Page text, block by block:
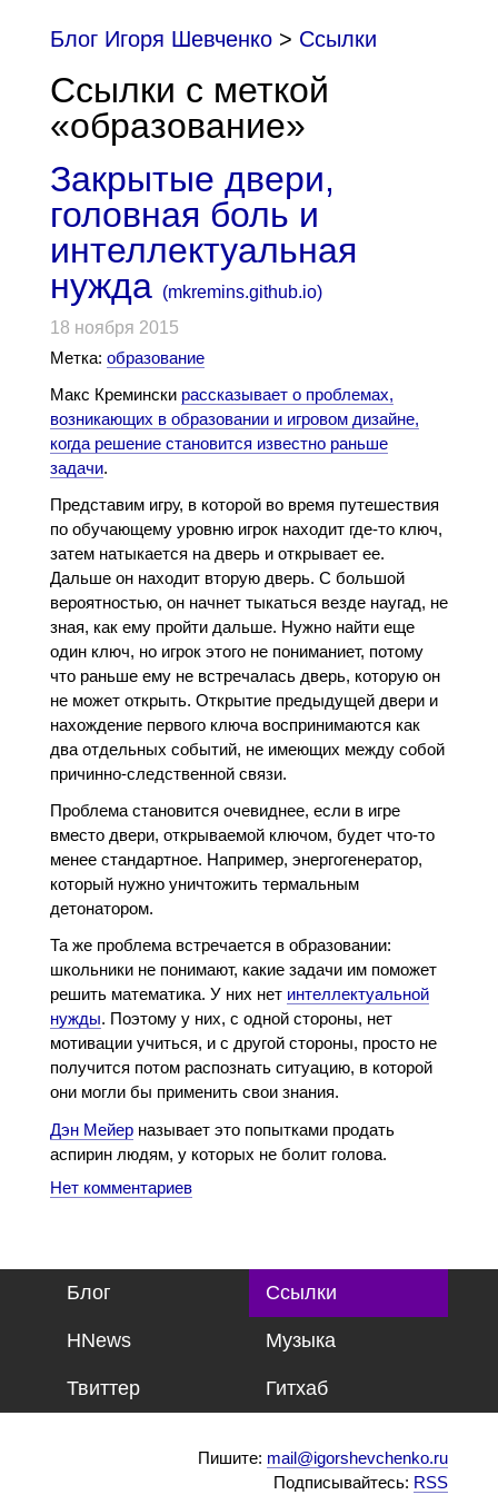
Блог Игоря Шевченко> Cсылки
Ссылки с меткой
«образование»
Закрытые двери,
головная боль и
интеллектуальная
нужда (mkremins.github.io)
18 ноября 2015
Метка: образование
Макс Кремински рассказывает о проблемах,
возникающих в образовании и игровом дизайне,
когда решение становится известно раньше
задачи.
Представим игру, в которой во время путешествия
по обучающему уровню игрок находит где-то ключ,
затем натыкается на дверь и открывает ее.
Дальше он находит вторую дверь. С большой
вероятностью, он начнет тыкаться везде наугад, не
зная, как ему пройти дальше. Нужно найти еще
один ключ, но игрок этого не пониманиет, потому
что раньше ему не встречалась дверь, которую он
не может открыть. Открытие предыдущей двери и
нахождение первого ключа воспринимаются как
два отдельных событий, не имеющих между собой
причинно-следственной связи.
Проблема становится очевиднее, если в игре
вместо двери, открываемой ключом, будет что-то
менее стандартное. Например, энергогенератор,
который нужно уничтожить термальным
детонатором.
Та же проблема встречается в образовании:
школьники не понимают, какие задачи им поможет
решить математика. У них нет интеллектуальной
нужды. Поэтому у них, с одной стороны, нет
мотивации учиться, и с другой стороны, просто не
получится потом распознать ситуацию, в которой
они могли бы применить свои знания.
Дэн Мейерназывает это попытками продать
аспирин людям, у которых не болит голова.
Нет комментариев
Блог Ссылки
HNews Музыка
Твиттер Гитхаб
Пишите: mail@igorshevchenko.ru
Подписывайтесь: RSS